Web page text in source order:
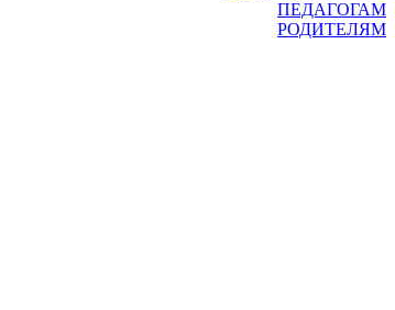
ПЕДАГОГАМ
РОДИТЕЛЯМ